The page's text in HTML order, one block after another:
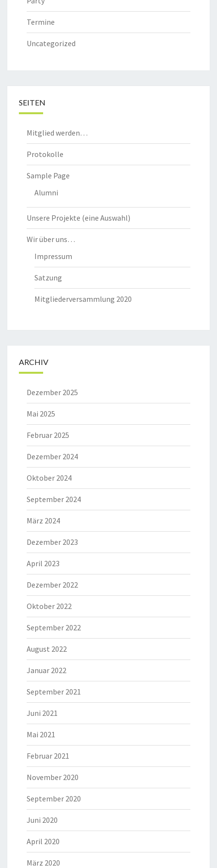
Termine
Uncategorized
SEITEN
Mitglied werden…
Protokolle
Sample Page
Alumni
Unsere Projekte (eine Auswahl)
Wir über uns…
Impressum
Satzung
Mitgliederversammlung 2020
ARCHIV
Dezember 2025
Mai 2025
Februar 2025
Dezember 2024
Oktober 2024
September 2024
März 2024
Dezember 2023
April 2023
Dezember 2022
Oktober 2022
September 2022
August 2022
Januar 2022
September 2021
Juni 2021
Mai 2021
Februar 2021
November 2020
September 2020
Juni 2020
April 2020
März 2020